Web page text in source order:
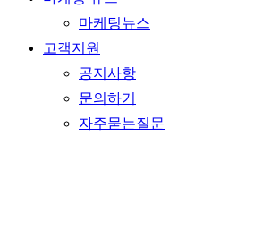
마케팅뉴스
고객지원
공지사항
문의하기
자주묻는질문